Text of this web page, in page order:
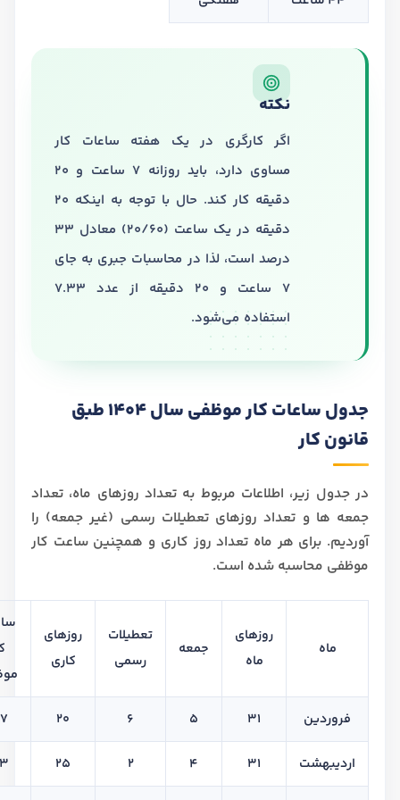
نکته
اگر کارگری در یک هفته ساعات کار
مساوی دارد، باید روزانه 7 ساعت و 20
دقیقه کار کند. حال با توجه به اینکه 20
دقیقه در یک ساعت (20/60) معادل 33
درصد است، لذا در محاسبات جبری به جای
7 ساعت و 20 دقیقه از عدد 7.33
استفاده می‌شود.
جدول ساعات کار موظفی سال 1404 طبق
قانون کار
در جدول زیر، اطلاعات مربوط به تعداد روزهای ماه، تعداد
جمعه ها و تعداد روزهای تعطیلات رسمی (غیر جمعه) را
آوردیم. برای هر ماه تعداد روز کاری و همچنین ساعت کار
موظفی محاسبه شده است.
ماه
روزهای
ماه
جمعه
تعطیلات
رسمی
روزهای
کاری
فروردین 31
5
6
20
اردیبهشت 31
4
2
25